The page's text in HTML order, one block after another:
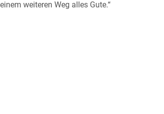
weiteren Weg alles Gute.“